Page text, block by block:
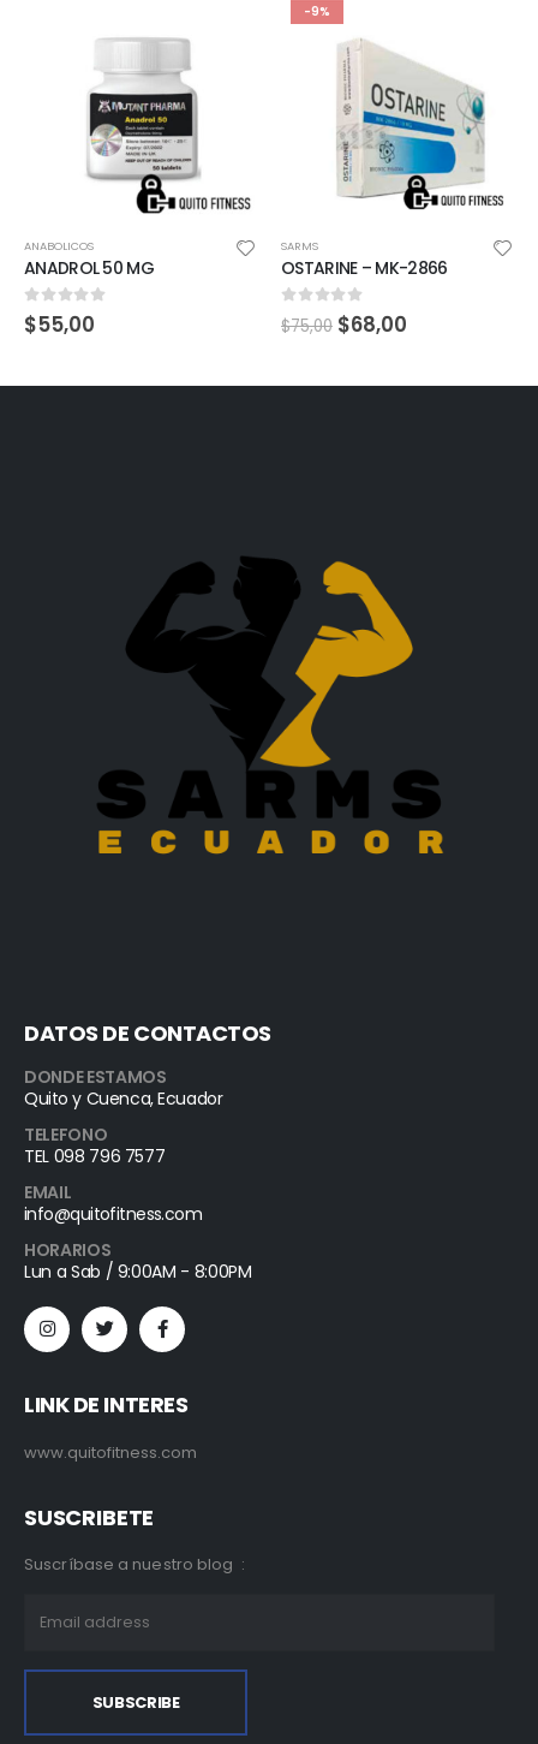
ANABOLICOS
ANADROL 50 MG
0out of 5
$55,00
-9%
SARMS
OSTARINE – MK-2866
0 out of 5
$75,00 $68,00
DATOS DE CONTACTOS
DONDE ESTAMOS
Quito y Cuenca, Ecuador
TELEFONO
TEL 098 796 7577
EMAIL
info@quitofitness.com
HORARIOS
Lun a Sab / 9:00AM - 8:00PM
LINK DE INTERES
www.quitofitness.com
SUSCRIBETE
Suscríbase a nuestro blog :